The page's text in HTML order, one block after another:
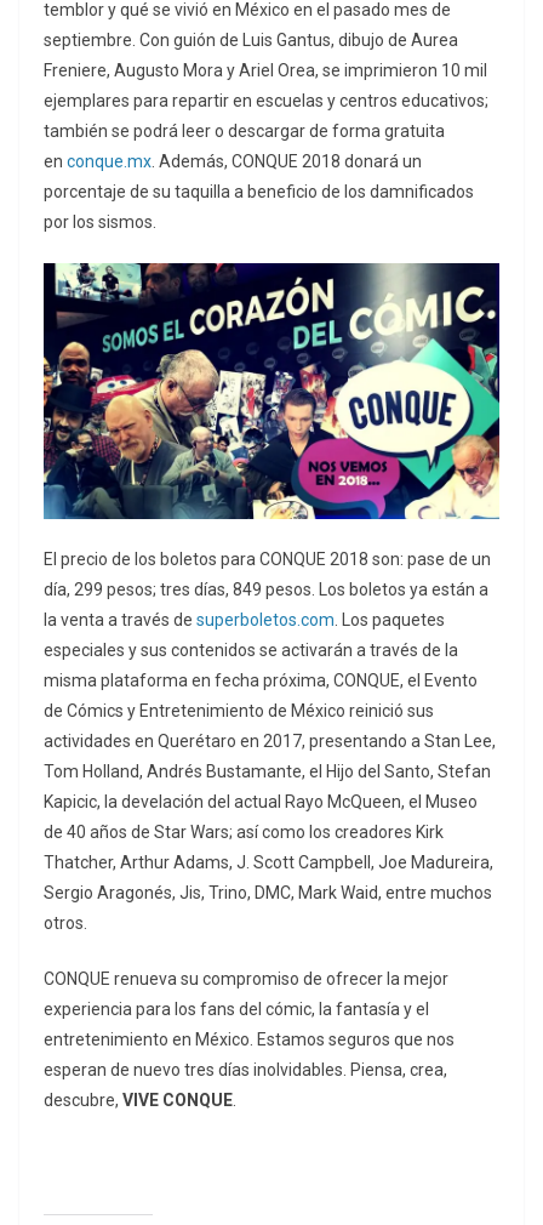
temblor y qué se vivió en México en el pasado mes de
septiembre. Con guión de Luis Gantus, dibujo de Aurea
Freniere, Augusto Mora y Ariel Orea, se imprimieron 10 mil
ejemplares para repartir en escuelas y centros educativos;
también se podrá leer o descargar de forma gratuita
en conque.mx . Además, CONQUE 2018 donará un
porcentaje de su taquilla a beneficio de los damnificados
por los sismos.
El precio de los boletos para CONQUE 2018 son: pase de un
día, 299 pesos; tres días, 849 pesos. Los boletos ya están a
la venta a través de superboletos.com. Los paquetes
especiales y sus contenidos se activarán a través de la
misma plataforma en fecha próxima, CONQUE, el Evento
de Cómics y Entretenimiento de México reinició sus
actividades en Querétaro en 2017, presentando a Stan Lee,
Tom Holland, Andrés Bustamante, el Hijo del Santo, Stefan
Kapicic, la develación del actual Rayo McQueen, el Museo
de 40 años de Star Wars; así como los creadores Kirk
Thatcher, Arthur Adams, J. Scott Campbell, Joe Madureira,
Sergio Aragonés, Jis, Trino, DMC, Mark Waid, entre muchos
otros.
CONQUE renueva su compromiso de ofrecer la mejor
experiencia para los fans del cómic, la fantasía y el
entretenimiento en México. Estamos seguros que nos
esperan de nuevo tres días inolvidables. Piensa, crea,
descubre, VIVE CONQUE.